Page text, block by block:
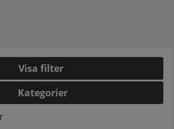
Filtrera
Kategorier